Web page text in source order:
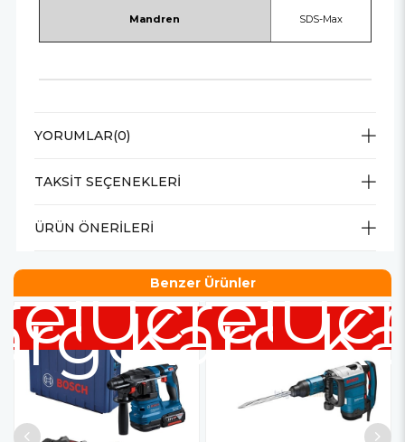
Mandren SDS-Max
YORUMLAR(0)
TAKSIT SEÇENEKLERI
ÜRÜN ÖNERILERI
Benzer Ürünler
Ücretsiz
Kargo